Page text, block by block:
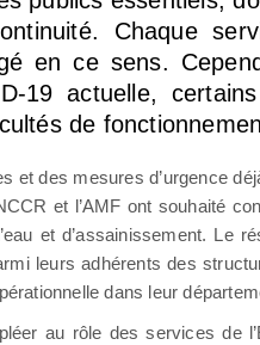
Chaque
en ce sens.
19 actuelle, certains
de
et des mesures d’urgence
et l’AMF ont souhaité
et d’assainissement. Le
leurs adhérents des
dans leur
au rôle des services de